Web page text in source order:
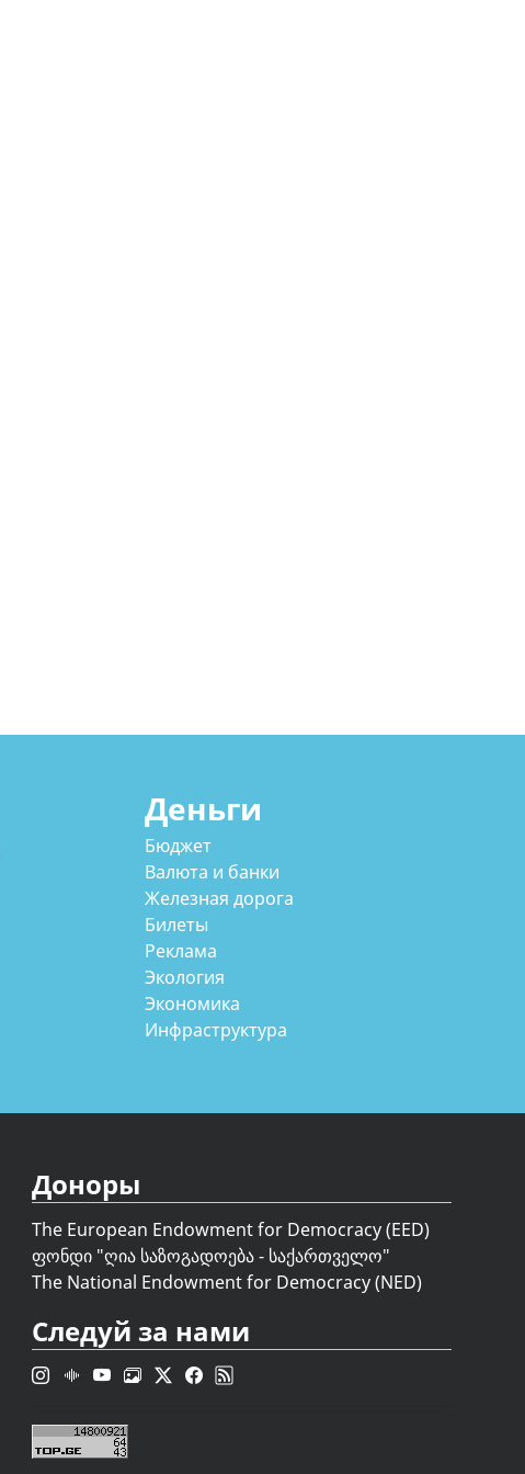
Деньги
Бюджет
Валюта и банки
Железная дорога
Билеты
Реклама
Экология
Экономика
Инфраструктура
Доноры
The European Endowment for Democracy (EED)
ფონდი "ღია საზოგადოება - საქართველო"
The National Endowment for Democracy (NED)
Следуй за нами